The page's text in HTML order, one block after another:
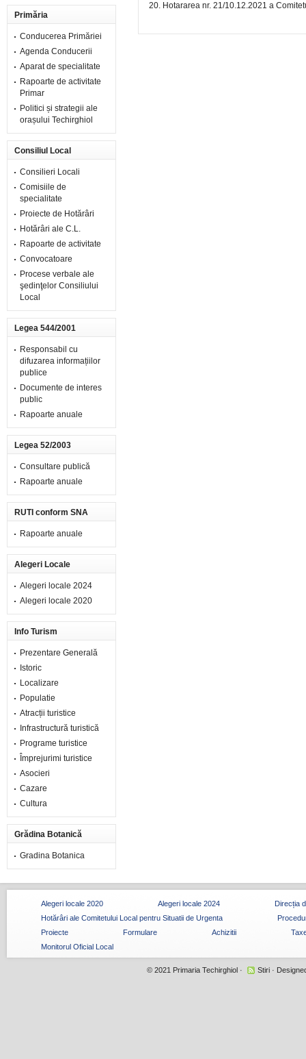
Primăria
Conducerea Primăriei
Agenda Conducerii
Aparat de specialitate
Rapoarte de activitate
Primar
Politici și strategii ale
orașului Techirghiol
Consiliul Local
Consilieri Locali
Comisiile de
specialitate
Proiecte de Hotărâri
Hotărâri ale C.L.
Rapoarte de activitate
Convocatoare
Procese verbale ale
şedinţelor Consiliului
Local
Legea 544/2001
Responsabil cu
difuzarea informațiilor
publice
Documente de interes
public
Rapoarte anuale
Legea 52/2003
Consultare publică
Rapoarte anuale
RUTI conform SNA
Rapoarte anuale
Alegeri Locale
Alegeri locale 2024
Alegeri locale 2020
Info Turism
Prezentare Generală
Istoric
Localizare
Populatie
Atracții turistice
Infrastructură turistică
Programe turistice
Împrejurimi turistice
Asocieri
Cazare
Cultura
Grădina Botanică
Gradina Botanica
Hotararea nr. 21/10.12.2021 a
Alegeri locale 2020 Alegeri locale 2024
Direcția
Hotărâri ale Comitetului Local pentru Situatii de Urgenta
Proiecte
Formulare Achizitii
Monitorul Oficial Local
© 2021 Primaria Techirghiol· Stiri·